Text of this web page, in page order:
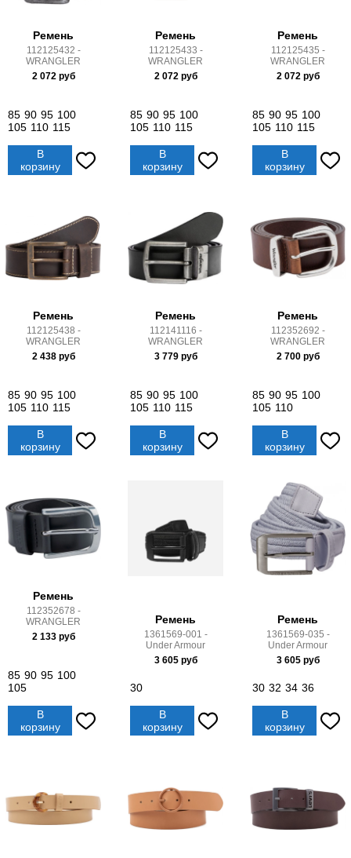
Ремень
112125432 -
WRANGLER
2 072руб
85 90 95 100
105 110 115
В
корзину
Ремень
112125433 -
WRANGLER
2 072руб
85 90 95 100
105 110 115
В
корзину
Ремень
112125435 -
WRANGLER
2 072руб
85 90 95 100
105 110 115
В
корзину
Ремень
112125438 -
WRANGLER
2 438руб
85 90 95 100
105 110 115
В
корзину
Ремень
112141116 -
WRANGLER
3 779руб
85 90 95 100
105 110 115
В
корзину
Ремень
112352692 -
WRANGLER
2 700руб
85 90 95 100
105 110
В
корзину
Ремень
112352678 -
WRANGLER
2 133руб
85 90 95 100
105
В
корзину
Ремень
1361569-001 -
Under Armour
3 605руб
30
В
корзину
Ремень
1361569-035 -
Under Armour
3 605руб
30 32 34 36
В
корзину